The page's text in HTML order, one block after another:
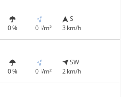
0 % 0 l/m²
S
3 km/h
0 % 0 l/m²
SW
2 km/h